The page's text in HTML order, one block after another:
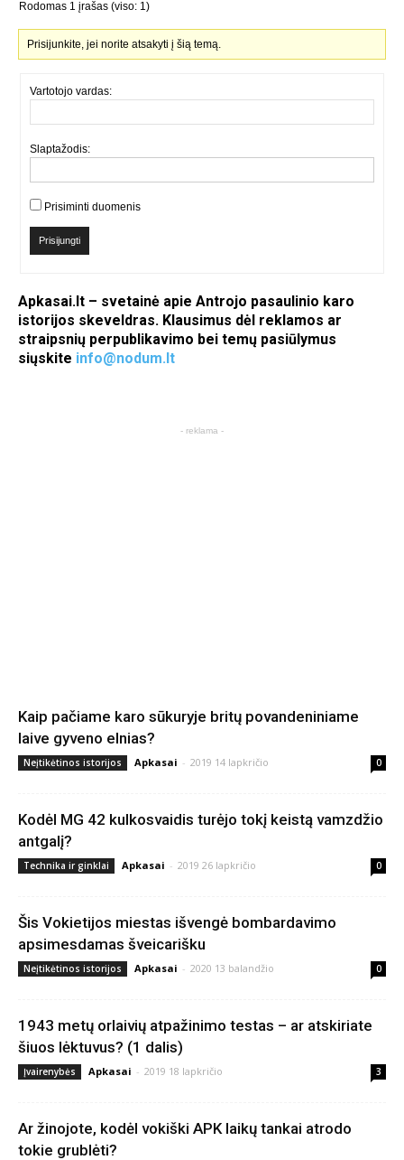
Rodomas 1 įrašas (viso: 1)
Prisijunkite, jei norite atsakyti į šią temą.
Vartotojo vardas:
Slaptažodis:
Prisiminti duomenis
Prisijungti
Apkasai.lt – svetainė apie Antrojo pasaulinio karo
istorijos skeveldras. Klausimus dėl reklamos ar
straipsnių perpublikavimo bei temų pasiūlymus
siųskite info@nodum.lt
- reklama -
Kaip pačiame karo sūkuryje britų povandeniniame
laive gyveno elnias?
Neįtikėtinos istorijos Apkasai - 2019 14 lapkričio 0
Kodėl MG 42 kulkosvaidis turėjo tokį keistą vamzdžio
antgalį?
Technika ir ginklai Apkasai - 2019 26 lapkričio 0
Šis Vokietijos miestas išvengė bombardavimo
apsimesdamas šveicarišku
Neįtikėtinos istorijos Apkasai - 2020 13 balandžio 0
1943 metų orlaivių atpažinimo testas – ar atskiriate
šiuos lėktuvus? (1 dalis)
Įvairenybės Apkasai - 2019 18 lapkričio 3
Ar žinojote, kodėl vokiški APK laikų tankai atrodo
tokie grublėti?